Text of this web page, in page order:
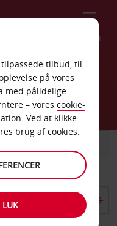
Menu
tilbud, til
på vores
med pålidelige
– vores cookie-
Ved at klikke
brug af cookies.
LUK